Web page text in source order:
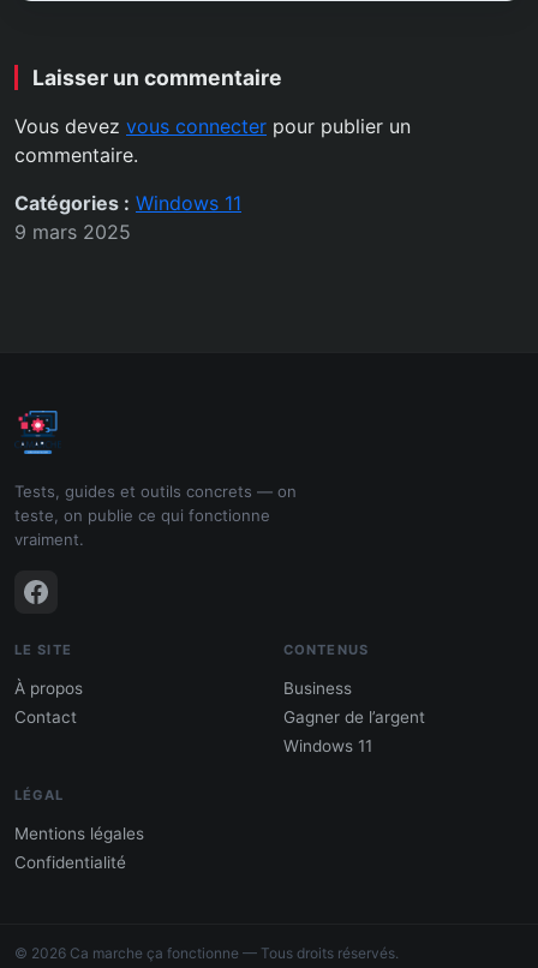
Laisser un commentaire
Vous devez vous connecter pour publier un
commentaire.
Catégories : Windows 11
9 mars 2025
Tests, guides et outils concrets — on
teste, on publie ce qui fonctionne
vraiment.
LE SITE
À propos
Contact
CONTENUS
Business
Gagner de l’argent
Windows 11
LÉGAL
Mentions légales
Confidentialité
© 2026 Ca marche ça fonctionne — Tous droits réservés.
l'argent